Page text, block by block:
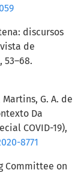
discursos
de
53–68.
G. A. de
Da
COVID-19),
8771
Committee on